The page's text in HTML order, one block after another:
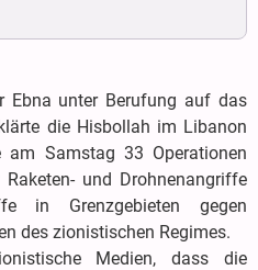
Ebna unter Berufung auf das
die Hisbollah im Libanon
Samstag 33 Operationen
und Drohnenangriffe
in Grenzgebieten gegen
des zionistischen Regimes.
Medien, dass die